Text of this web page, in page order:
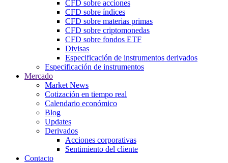
CFD sobre acciones
CFD sobre índices
CFD sobre materias primas
CFD sobre criptomonedas
CFD sobre fondos ETF
Divisas
Especificación de instrumentos derivados
Especificación de instrumentos
Mercado
Market News
Cotización en tiempo real
Calendario económico
Blog
Updates
Derivados
Acciones corporativas
Sentimiento del cliente
Contacto